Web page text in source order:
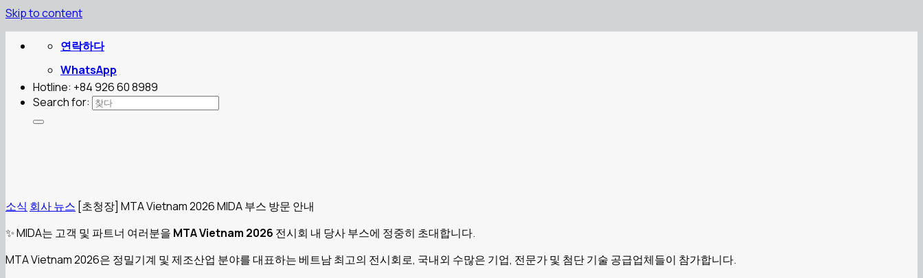
Skip to content
연락하다
WhatsApp
Hotline: +84 926 60 8989
Search for:
소식 회사 뉴스 [초청장] MTA Vietnam 2026 MIDA 부스 방문 안내
✨ MIDA는 고객 및 파트너 여러분을 MTA Vietnam 2026 전시회 내 당사 부스에 정중히 초대합니다.
MTA Vietnam 2026은 정밀기계 및 제조산업 분야를 대표하는 베트남 최고의 전시회로, 국내외 수많은 기업, 전문가 및 첨단 기술 공급업체들이 참가합니다.